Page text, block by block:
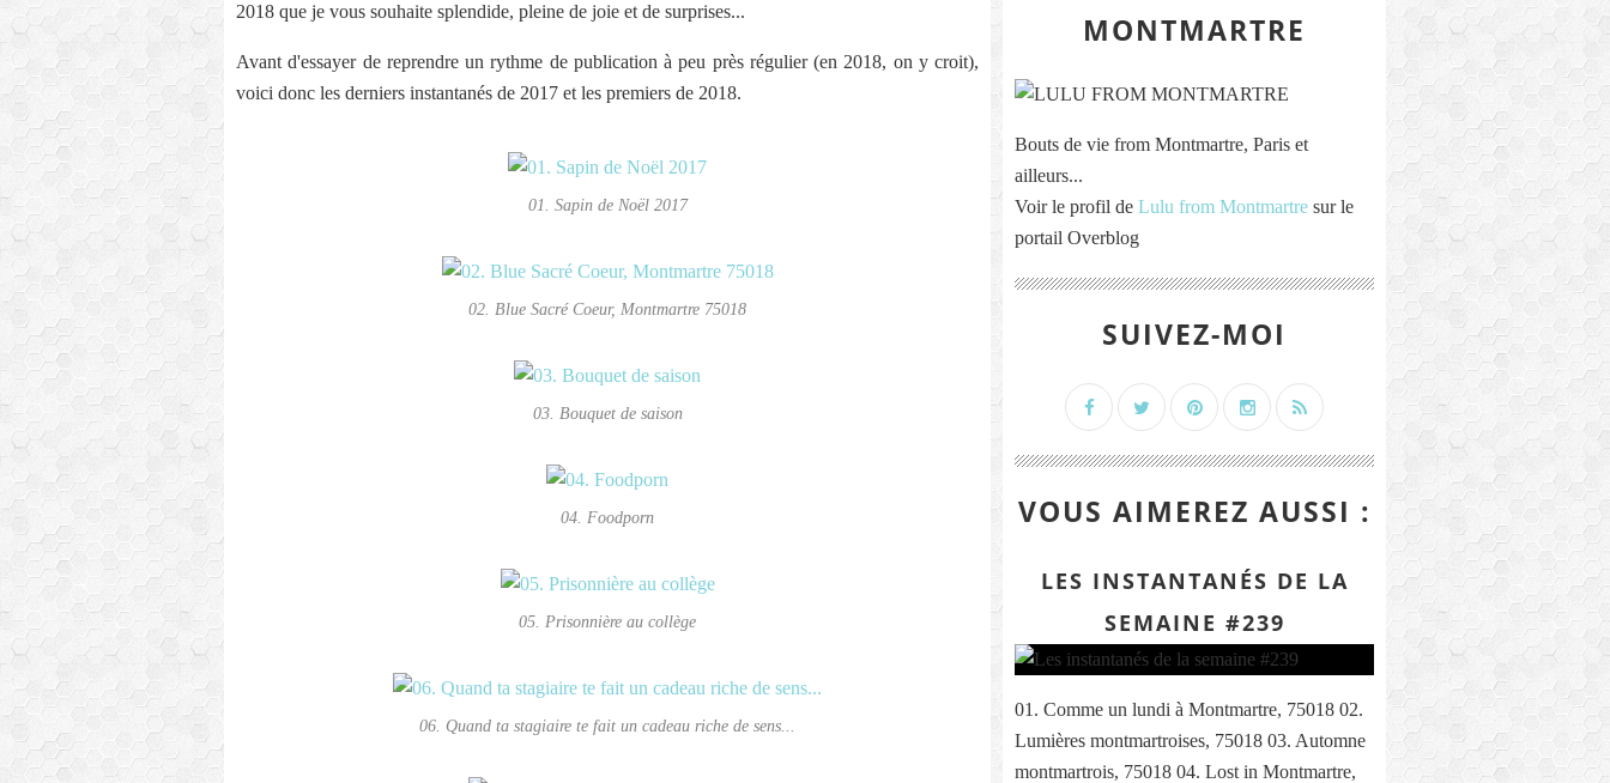
2018 que je vous souhaite splendide, pleine de joie et de surprises...
Avant d'essayer de reprendre un rythme de publication à peu près régulier (en 2018, on y croit),
voici donc les derniers instantanés de 2017 et les premiers de 2018.
01. Sapin de Noël 2017
02. Blue Sacré Coeur, Montmartre 75018
03. Bouquet de saison
04. Foodporn
05. Prisonnière au collège
06. Quand ta stagiaire te fait un cadeau riche de sens...
MONTMARTRE
Bouts de vie from Montmartre, Paris et
ailleurs...
Voir le profil de Lulu from Montmartre sur le
portail Overblog
SUIVEZ-MOI
VOUS AIMEREZ AUSSI :
LES INSTANTANÉS DE LA
SEMAINE #239
01. Comme un lundi à Montmartre, 75018 02.
Lumières montmartroises, 75018 03. Automne
montmartrois, 75018 04. Lost in Montmartre,